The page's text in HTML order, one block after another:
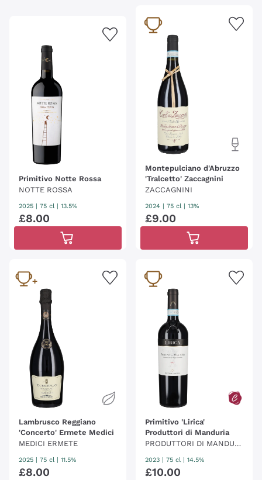
Primitivo Notte Rossa
NOTTE ROSSA
2025 75 cl | 13.5%
£8.00
Montepulciano d'Abruzzo
'Tralcetto' Zaccagnini
ZACCAGNINI
2024 75 cl | 13%
£9.00
Lambrusco Reggiano
'Concerto' Ermete Medici
MEDICI ERMETE
2025 75 cl | 11.5%
£8.00
Primitivo 'Lirica'
Produttori di Manduria
PRODUTTORI DI MANDURI
A
2023 75 cl | 14.5%
£10.00